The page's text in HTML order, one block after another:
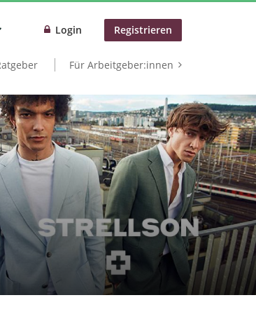
Login Registrieren
Für Arbeitgeber:innen